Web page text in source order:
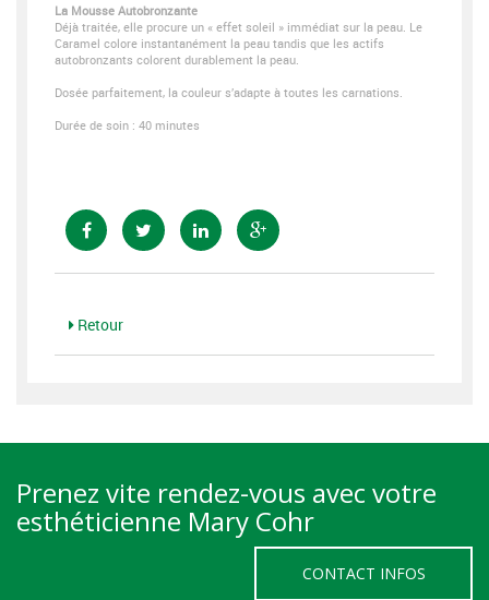
La Mousse Autobronzante
Déjà traitée, elle procure un « effet soleil » immédiat sur la peau. Le
Caramel colore instantanément la peau tandis que les actifs
autobronzants colorent durablement la peau.
Dosée parfaitement, la couleur s’adapte à toutes les carnations.
Durée de soin : 40 minutes
Retour
Prenez vite rendez-vous avec votre
esthéticienne Mary Cohr
CONTACT INFOS